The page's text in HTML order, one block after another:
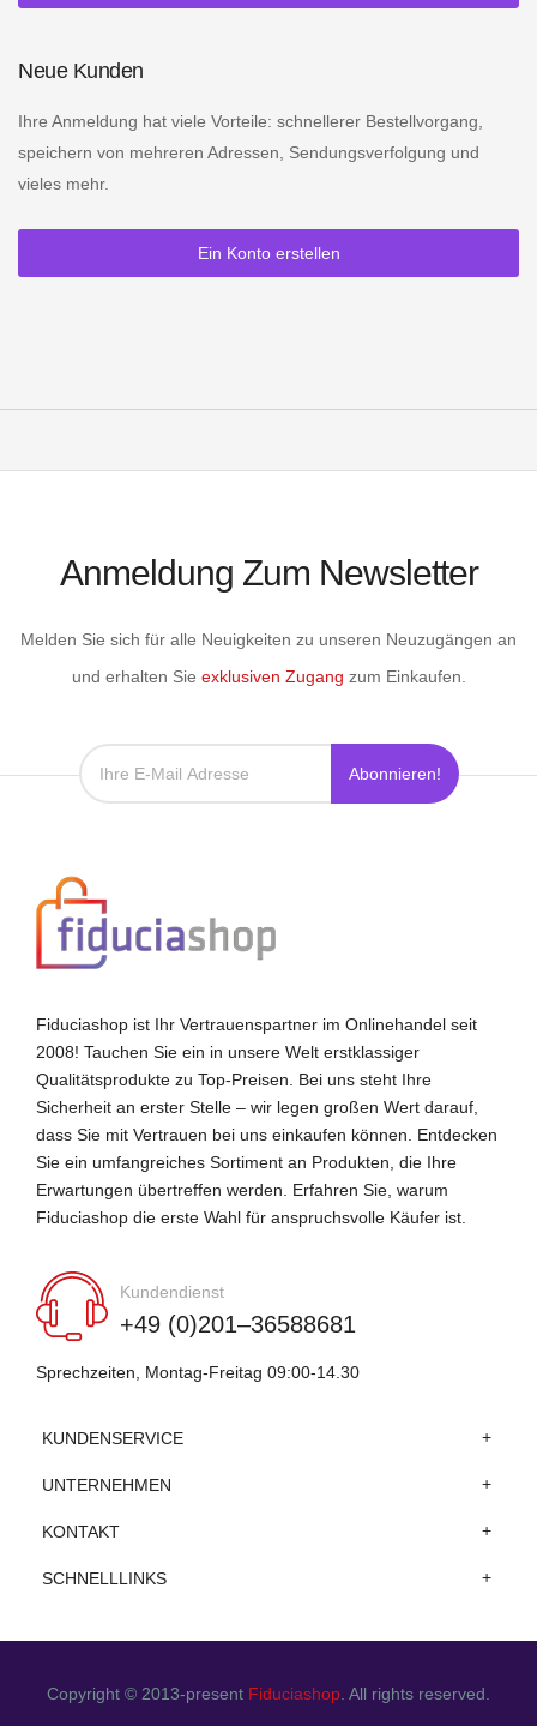
Neue Kunden
Ihre Anmeldung hat viele Vorteile: schnellerer Bestellvorgang,
speichern von mehreren Adressen, Sendungsverfolgung und
vieles mehr.
Ein Konto erstellen
Anmeldung Zum Newsletter
Melden Sie sich für alle Neuigkeiten zu unseren Neuzugängen an
und erhalten Sie exklusiven Zugang zum Einkaufen.
Abonnieren!
Fiduciashop ist Ihr Vertrauenspartner im Onlinehandel seit
2008! Tauchen Sie ein in unsere Welt erstklassiger
Qualitätsprodukte zu Top-Preisen. Bei uns steht Ihre
Sicherheit an erster Stelle – wir legen großen Wert darauf,
dass Sie mit Vertrauen bei uns einkaufen können. Entdecken
Sie ein umfangreiches Sortiment an Produkten, die Ihre
Erwartungen übertreffen werden. Erfahren Sie, warum
Fiduciashop die erste Wahl für anspruchsvolle Käufer ist.
Kundendienst
+49 (0)201–36588681
Sprechzeiten, Montag-Freitag 09:00-14.30
KUNDENSERVICE
UNTERNEHMEN
KONTAKT
SCHNELLLINKS
Copyright © 2013-present Fiduciashop . All rights reserved.